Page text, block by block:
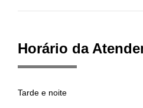
Horário da
Tarde e noite